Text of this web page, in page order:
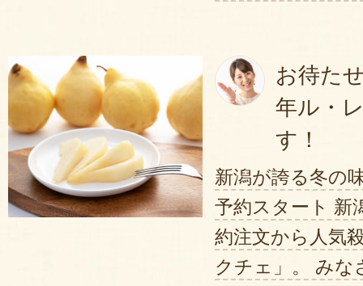
お待た
年ル・
す！
新潟が誇る冬の
予約スタート 新
約注文から人気
クチェ」。 み